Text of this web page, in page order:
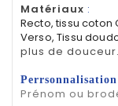
Matériaux :
Recto, tissu coton
Verso, Tissu
plus de douceur.
Perrsonnalisation
Prénom ou